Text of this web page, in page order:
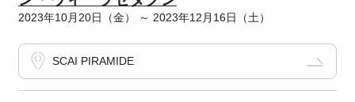
2023年10月20日（金） ～ 2023年12月16日（土）
SCAI PIRAMIDE